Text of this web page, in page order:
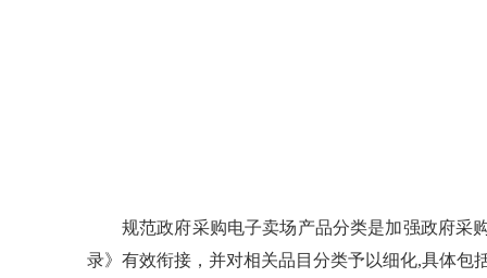
规范政府采购电子卖场产品分类是加强政府采
录》有效衔接，并对相关品目分类予以细化,具体包